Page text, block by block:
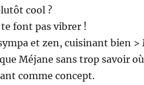
cool ?
font pas vibrer !
et zen, cuisinant bien
Méjane sans trop savoir
comme concept.